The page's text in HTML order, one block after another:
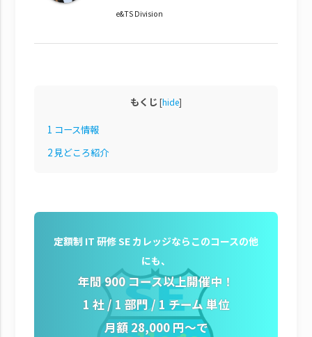
e&TS Division
もくじ [hide]
1 コース情報
2見どころ紹介
定額制 IT 研修 SE カレッジならこのコースの他
にも、
年間 900 コース以上開催中！
1 社 / 1 部門 / 1 チーム 単位
月額 28,000 円～で